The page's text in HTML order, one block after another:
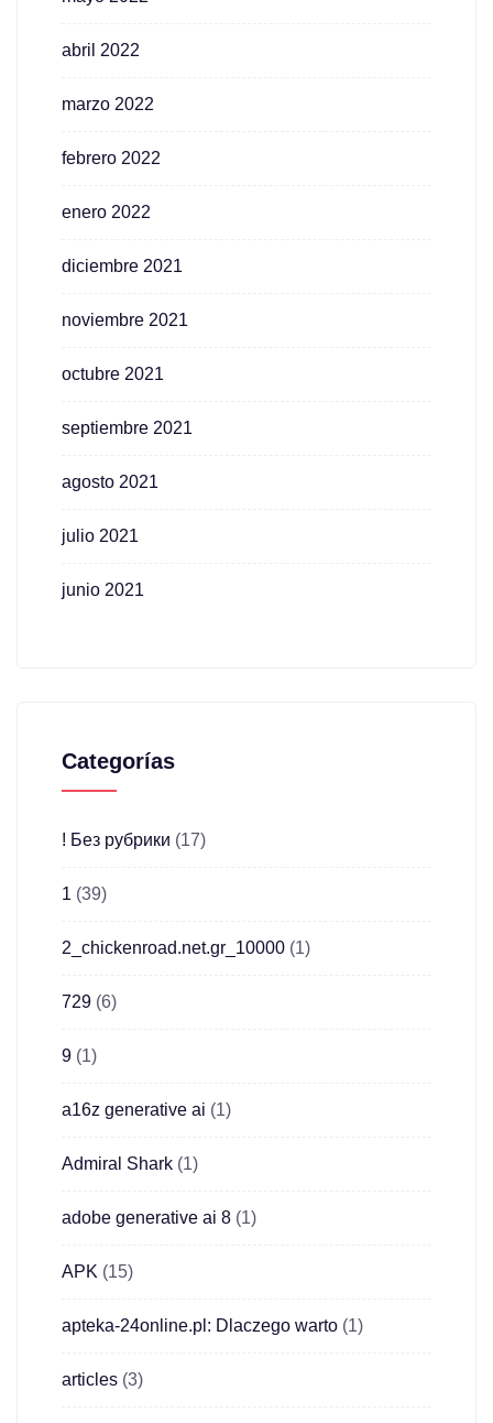
abril 2022
marzo 2022
febrero 2022
enero 2022
diciembre 2021
noviembre 2021
octubre 2021
septiembre 2021
agosto 2021
julio 2021
junio 2021
Categorías
! Без рубрики (17)
1 (39)
2_chickenroad.net.gr_10000 (1)
729 (6)
9 (1)
a16z generative ai (1)
Admiral Shark (1)
adobe generative ai 8 (1)
APK (15)
apteka-24online.pl: Dlaczego warto (1)
articles (3)